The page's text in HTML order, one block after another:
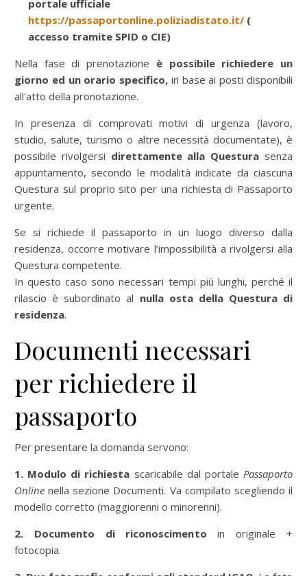
portale ufficiale
https://passaportonline.poliziadistato.it/ (
accesso tramite SPID o CIE)
Nella fase di prenotazione è possibile richiedere un
giorno ed un orario specifico, in base ai posti disponibili
all'atto della pronotazione.
In presenza di comprovati motivi di urgenza (lavoro,
studio, salute, turismo o altre necessità documentate), è
possibile rivolgersi direttamente alla Questura senza
appuntamento, secondo le modalità indicate da ciascuna
Questura sul proprio sito per una richiesta di Passaporto
urgente.
Se si richiede il passaporto in un luogo diverso dalla
residenza, occorre motivare l’impossibilità a rivolgersi alla
Questura competente.
In questo caso sono necessari tempi più lunghi, perché il
rilascio è subordinato al nulla osta della Questura di
residenza.
Documenti necessari
per richiedere il
passaporto
Per presentare la domanda servono:
1. Modulo di richiesta scaricabile dal portalePassaporto
Online nella sezione Documenti. Va compilato scegliendo il
modello corretto (maggiorenni o minorenni).
2. Documento di riconoscimento in originale +
fotocopia.